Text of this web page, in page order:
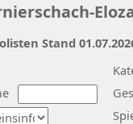
Stand